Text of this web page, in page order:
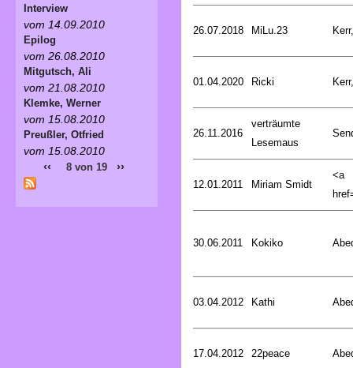
26.07.2018 MiLu.23
01.04.2020 Ricki
26.11.2016
verträumte
Lesemaus
12.01.2011 Miriam Smidt
<a
30.06.2011 Kokiko
03.04.2012 Kathi
17.04.2012 22peace
Interview
vom 14.09.2010
Epilog
vom 26.08.2010
Mitgutsch, Ali
vom 21.08.2010
Klemke, Werner
vom 15.08.2010
Preußler, Otfried
vom 15.08.2010
‹‹ 8 von 19 ››